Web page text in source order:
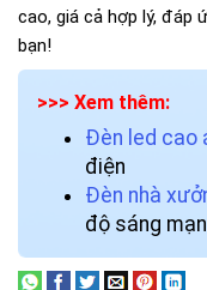
cao, giá cả hợp lý, đáp
bạn!
>>> Xem thêm:
Đèn led cao
điện
Đèn nhà
độ sáng